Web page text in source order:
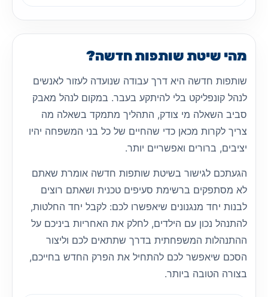
מהי שיטת שותפות חדשה?
שותפות חדשה היא דרך עבודה שנועדה לעזור לאנשים
לנהל קונפליקט בלי להיתקע בעבר. במקום לנהל מאבק
סביב השאלה מי צודק, התהליך מתמקד בשאלה מה
צריך לקרות מכאן כדי שהחיים של כל בני המשפחה יהיו
יציבים, ברורים ואפשריים יותר.
הגעתכם לגישור בשיטת שותפות חדשה אומרת שאתם
לא מסתפקים ברשימת סעיפים טכנית ושאתם רוצים
לבנות יחד מנגנונים שיאפשרו לכם: לקבל יחד החלטות,
להתנהל נכון עם הילדים, לחלק את האחריות ביניכם על
ההתנהלות המשפחתית בדרך שתתאים לכם וליצור
הסכם שיאפשר לכם להתחיל את הפרק החדש בחייכם,
בצורה הטובה ביותר.